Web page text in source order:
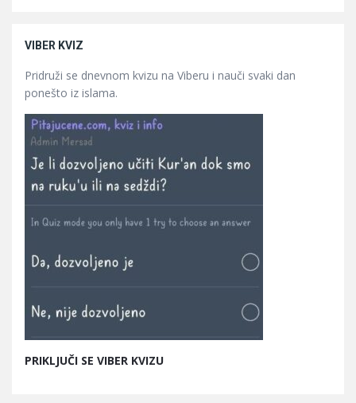
VIBER KVIZ
Pridruži se dnevnom kvizu na Viberu i nauči svaki dan
ponešto iz islama.
PRIKLJUČI SE VIBER KVIZU